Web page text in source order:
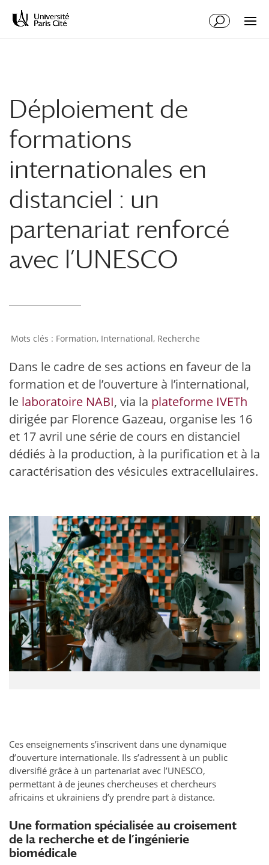
Déploiement de
formations
internationales en
distanciel : un
partenariat renforcé
avec l’UNESCO
Formation, International, Recherche
Dans le cadre de ses actions en faveur de la
formation et de l’ouverture à l’international,
le laboratoire NABI, via la plateforme IVETh
dirigée par Florence Gazeau, organise les 16
et 17 avril une série de cours en distanciel
dédiés à la production, à la purification et à la
caractérisation des vésicules extracellulaires.
Ces enseignements s’inscrivent dans une dynamique
d’ouverture internationale. Ils s’adressent à un public
diversifié grâce à un partenariat avec l’UNESCO,
permettant à de jeunes chercheuses et chercheurs
africains et ukrainiens d’y prendre part à distance.
Une formation spécialisée au croisement
de la recherche et de l’ingénierie
biomédicale